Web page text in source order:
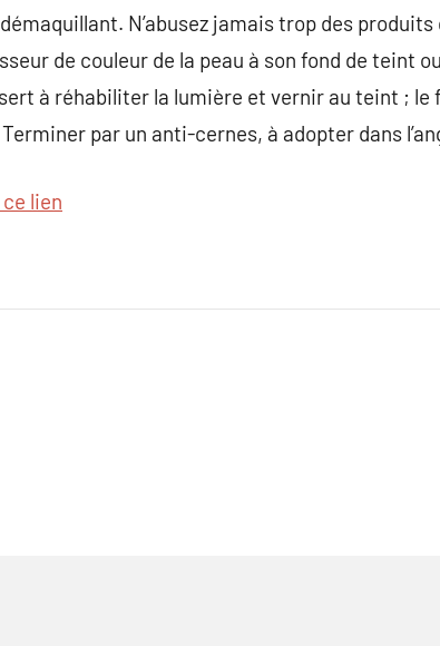
N’abusez jamais trop des
de couleur de la peau à son fond de teint
à réhabiliter la lumière et vernir au teint ;
par un anti-cernes, à adopter dans
lien